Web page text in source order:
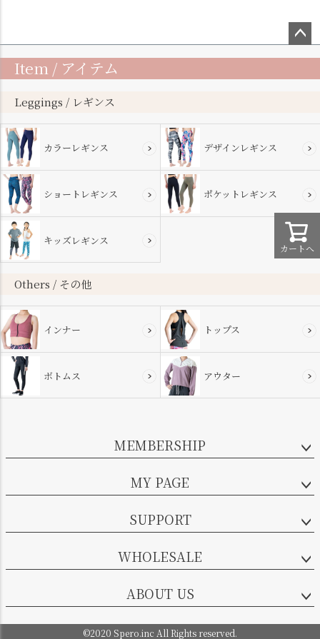
カートへ
ップ
Item / アイテム
Leggings / レギンス
カラーレギンス デザインレギンス
ショートレギンス ポケットレギンス
キッズレギンス
Others / その他
インナー トップス
ボトムス アウター
MEMBERSHIP
MY PAGE
SUPPORT
WHOLESALE
ABOUT US
©2020 Spero.inc All Rights reserved.